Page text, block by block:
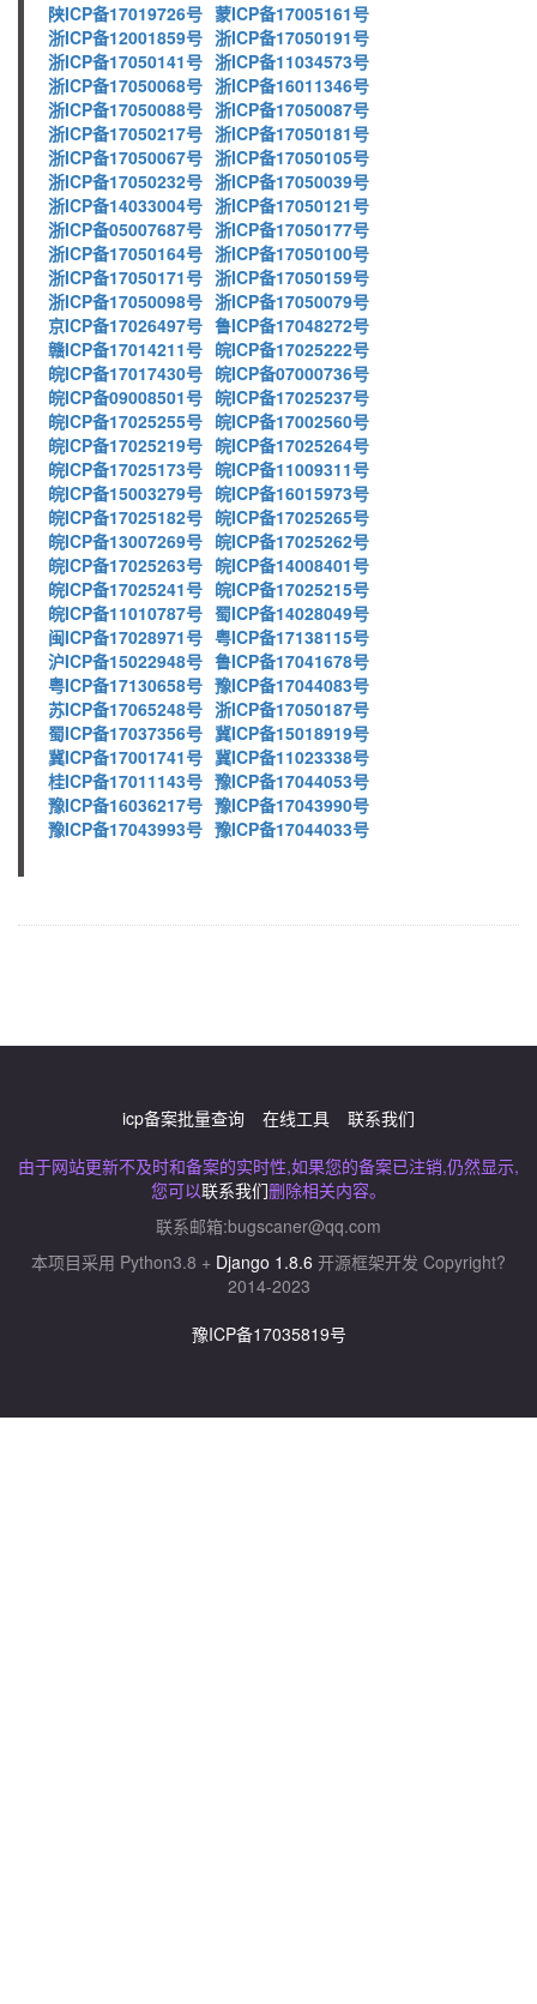
陕ICP备17019726号 蒙ICP备17005161号
浙ICP备12001859号 浙ICP备17050191号
浙ICP备17050141号 浙ICP备11034573号
浙ICP备17050068号 浙ICP备16011346号
浙ICP备17050088号 浙ICP备17050087号
浙ICP备17050217号 浙ICP备17050181号
浙ICP备17050067号 浙ICP备17050105号
浙ICP备17050232号 浙ICP备17050039号
浙ICP备14033004号 浙ICP备17050121号
浙ICP备05007687号 浙ICP备17050177号
浙ICP备17050164号 浙ICP备17050100号
浙ICP备17050171号 浙ICP备17050159号
浙ICP备17050098号 浙ICP备17050079号
京ICP备17026497号 鲁ICP备17048272号
赣ICP备17014211号 皖ICP备17025222号
皖ICP备17017430号 皖ICP备07000736号
皖ICP备09008501号 皖ICP备17025237号
皖ICP备17025255号 皖ICP备17002560号
皖ICP备17025219号 皖ICP备17025264号
皖ICP备17025173号 皖ICP备11009311号
皖ICP备15003279号 皖ICP备16015973号
皖ICP备17025182号 皖ICP备17025265号
皖ICP备13007269号 皖ICP备17025262号
皖ICP备17025263号 皖ICP备14008401号
皖ICP备17025241号 皖ICP备17025215号
皖ICP备11010787号 蜀ICP备14028049号
闽ICP备17028971号 粤ICP备17138115号
沪ICP备15022948号 鲁ICP备17041678号
粤ICP备17130658号 豫ICP备17044083号
苏ICP备17065248号 浙ICP备17050187号
蜀ICP备17037356号 冀ICP备15018919号
冀ICP备17001741号 冀ICP备11023338号
桂ICP备17011143号 豫ICP备17044053号
豫ICP备16036217号 豫ICP备17043990号
豫ICP备17043993号 豫ICP备17044033号
icp备案批量查询 在线工具
联系我们
由于网站更新不及时和备案的实时性,如果您的备案已注销,仍然显示,
您可以联系我们删除相关内容。
联系邮箱:bugscaner@qq.com
本项目采用 Python3.8 + Django 1.8.6 开源框架开发 Copyright?
2014-2023
豫ICP备17035819号